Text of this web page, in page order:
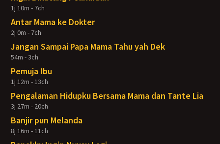
1j 10m - 7ch
Antar Mama ke Dokter
2j 0m - 7ch
Jangan Sampai Papa Mama Tahu yah Dek
54m - 3ch
Pemuja Ibu
1j 12m - 13ch
Pengalaman Hidupku Bersama Mama dan Tante Lia
3j 27m - 20ch
Banjir pun Melanda
8j 16m - 11ch